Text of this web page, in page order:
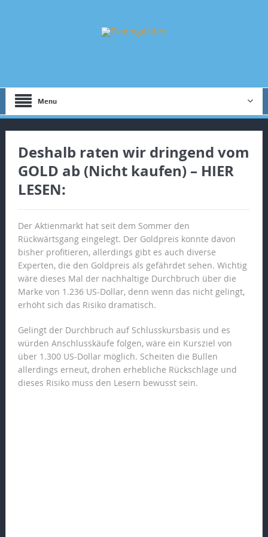
Menu
Deshalb raten wir dringend vom
GOLD ab (Nicht kaufen) – HIER
LESEN:
Der Aktienmarkt hat seit dem Sommer den
Rückwärtsgang eingelegt. Der Goldpreis konnte davon
bisher profitieren, allerdings gibt es auch diverse
Experten, die den Goldpreis als gefährdet sehen. Wichtig
wäre dieses Mal der nachhaltige Durchbruch über die
Marke von 1.236 US-Dollar, denn wenn das nicht gelingt,
erhöht sich das Risiko dramatisch.
Gelingt der Durchbruch auf Schlusskursbasis und es
würden Anschlusskäufe folgen, wäre ein Kursziel von
über 1.300 US-Dollar möglich. Scheiten die Bullen
allerdings erneut, drohen erhebliche Rückschlage und
dieses Risiko muss den Lesern bewusst sein.